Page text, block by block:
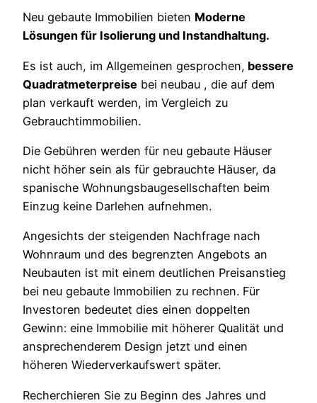
Neu gebaute Immobilien bieten Moderne
Lösungen für Isolierung und Instandhaltung.
Es ist auch, im Allgemeinen gesprochen, bessere
Quadratmeterpreise bei neubau , die auf dem
plan verkauft werden, im Vergleich zu
Gebrauchtimmobilien.
Die Gebühren werden für neu gebaute Häuser
nicht höher sein als für gebrauchte Häuser, da
spanische Wohnungsbaugesellschaften beim
Einzug keine Darlehen aufnehmen.
Angesichts der steigenden Nachfrage nach
Wohnraum und des begrenzten Angebots an
Neubauten ist mit einem deutlichen Preisanstieg
bei neu gebaute Immobilien zu rechnen. Für
Investoren bedeutet dies einen doppelten
Gewinn: eine Immobilie mit höherer Qualität und
ansprechenderem Design jetzt und einen
höheren Wiederverkaufswert später.
Recherchieren Sie zu Beginn des Jahres und